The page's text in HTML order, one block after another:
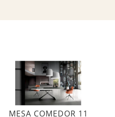
MESA COMEDOR 11